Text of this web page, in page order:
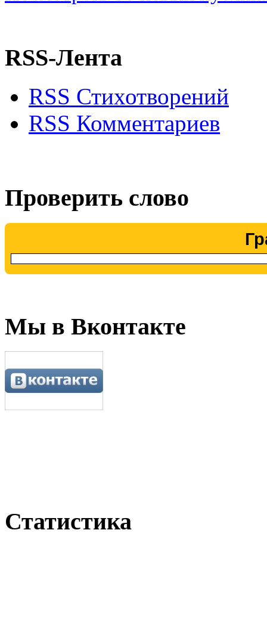
RSS-Лента
RSS Стихотворений
RSS Комментариев
Проверить слово
Мы в Вконтакте
Статистика